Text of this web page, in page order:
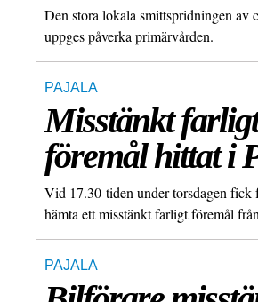
Den stora lokala smittspridningen av
uppges påverka primärvården.
PAJALA
Misstänkt farligt
föremål hittat i
Vid 17.30-tiden under torsdagen fick
hämta ett misstänkt farligt föremål
PAJALA